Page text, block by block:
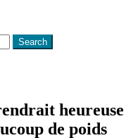
Search
heureuse
de poids